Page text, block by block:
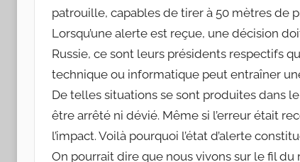
patrouille, capables de tirer à 50 mètres de
Lorsqu’une alerte est reçue, une décision
Russie, ce sont leurs présidents respectifs
technique ou informatique peut entraîner
De telles situations se sont produites dans
être arrêté ni dévié. Même si l’erreur était
l’impact. Voilà pourquoi l’état d’alerte
On pourrait dire que nous vivons sur le fil du